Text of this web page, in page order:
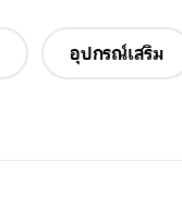
อุปกรณ์เสริม